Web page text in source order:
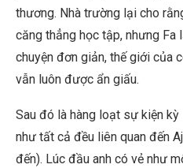
thương. Nhà trường lại cho
căng thẳng học tập, nhưng Fa
chuyện đơn giản, thế giới của
vẫn luôn được ẩn giấu.
Sau đó là hàng loạt sự kiện
như tất cả đều liên quan đến
đến). Lúc đầu anh có vẻ như